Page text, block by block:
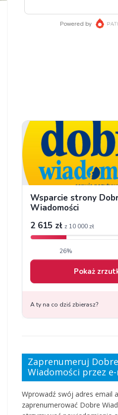
Zaprenumeruj Dobre
Wiadomości przez
Wprowadź swój adres email
zaprenumerować Dobre